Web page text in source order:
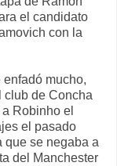
el candidato
con la
mucho,
club de Concha
Robinho el
el pasado
que se negaba a
del Manchester